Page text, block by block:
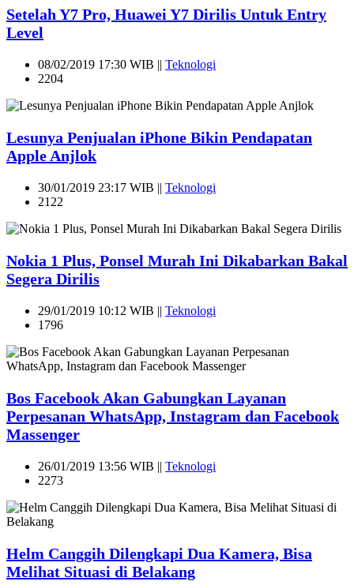
Setelah Y7 Pro, Huawei Y7 Dirilis Untuk Entry
Level
08/02/2019 17:30 WIB || Teknologi
2204
Lesunya Penjualan iPhone Bikin Pendapatan
Apple Anjlok
30/01/2019 23:17 WIB || Teknologi
2122
Nokia 1 Plus, Ponsel Murah Ini Dikabarkan Bakal
Segera Dirilis
29/01/2019 10:12 WIB || Teknologi
1796
Bos Facebook Akan Gabungkan Layanan
Perpesanan WhatsApp, Instagram dan Facebook
Massenger
26/01/2019 13:56 WIB || Teknologi
2273
Helm Canggih Dilengkapi Dua Kamera, Bisa
Melihat Situasi di Belakang